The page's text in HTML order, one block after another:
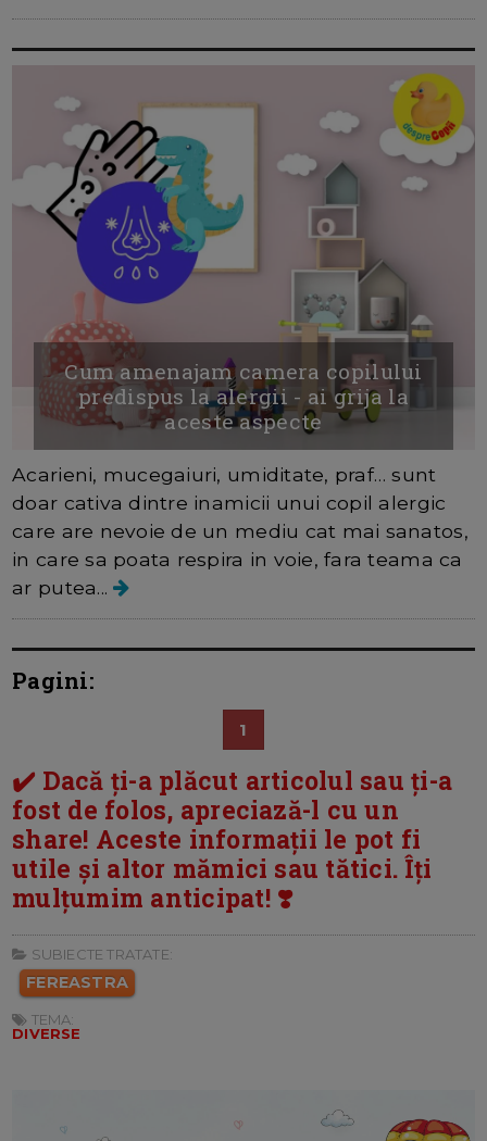
Cum amenajam camera copilului
predispus la alergii - ai grija la
aceste aspecte
Acarieni, mucegaiuri, umiditate, praf… sunt
doar cativa dintre inamicii unui copil alergic
care are nevoie de un mediu cat mai sanatos,
in care sa poata respira in voie, fara teama ca
ar putea...
Pagini:
1
✔️ Dacă ți-a plăcut articolul sau ți-a
fost de folos, apreciază-l cu un
share! Aceste informații le pot fi
utile și altor mămici sau tătici. Îți
mulțumim anticipat! ❣️
SUBIECTE TRATATE:
FEREASTRA
TEMA:
DIVERSE